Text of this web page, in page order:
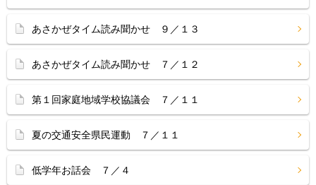
あさかぜタイム読み聞かせ ９／１３
あさかぜタイム読み聞かせ ７／１２
第１回家庭地域学校協議会 ７／１１
夏の交通安全県民運動 ７／１１
低学年お話会 ７／４